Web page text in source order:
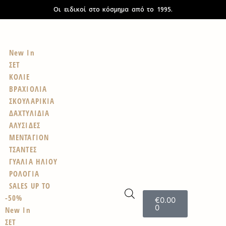
Οι ειδικοί στο κόσμημα από το 1995.
New In
ΣΕΤ
ΚΟΛΙΕ
ΒΡΑΧΙΟΛΙΑ
ΣΚΟΥΛΑΡΙΚΙΑ
ΔΑΧΤΥΛΙΔΙΑ
ΑΛΥΣΙΔΕΣ
ΜΕΝΤΑΓΙΟΝ
ΤΣΑΝΤΕΣ
ΓΥΑΛΙΑ ΗΛΙΟΥ
ΡΟΛΟΓΙΑ
SALES UP TO
-50%
New In
ΣΕΤ
€0.00
0